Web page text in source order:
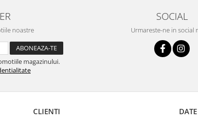
noastre
magazinului.
SOCIAL
Urmareste-ne in social
CLIENTI